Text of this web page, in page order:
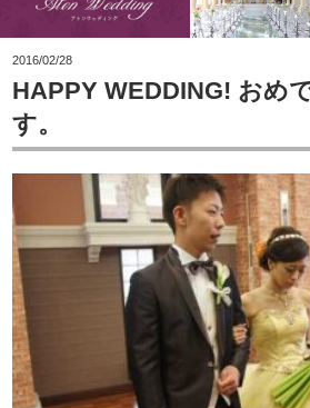
2016/02/28
HAPPY WEDDING! おめ
す。